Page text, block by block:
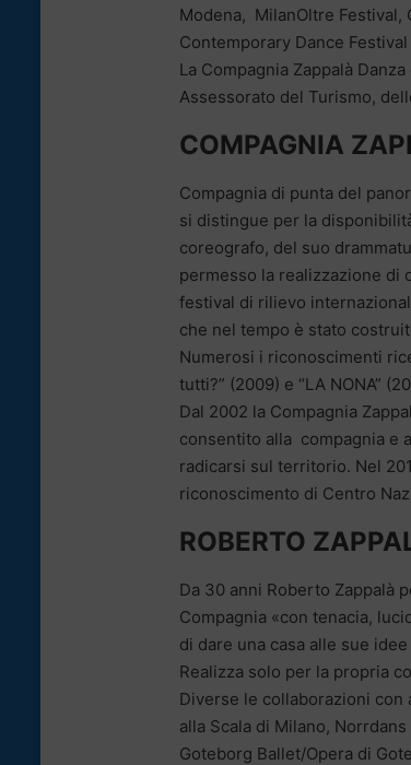
Modena, MilanOltre
Contemporary Dance
La Compagnia Zappalà
Assessorato del Turismo,
COMPAGNIA
Compagnia di punta del
si distingue per la
coreografo, del suo
permesso la realizzazione di
festival di rilievo
che nel tempo è stato
Numerosi i riconoscimenti
tutti?” (2009) e “LA NONA”
Dal 2002 la Compagnia
consentito alla compagnia e
radicarsi sul territorio. Nel
riconoscimento di Centro
ROBERTO
Da 30 anni Roberto Zappalà
Compagnia «con tenacia,
di dare una casa alle sue
Realizza solo per la propria
Diverse le collaborazioni con
alla Scala di Milano,
Goteborg Ballet/Opera di